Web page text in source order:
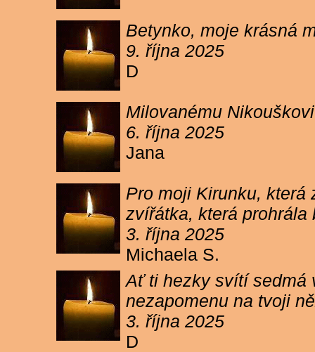
Betynko, moje krásná
9. října 2025
D
Milovanému
6. října 2025
Jana
Pro moji Kirunku, která
zvířátka, která prohrála
3. října 2025
Michaela S.
Ať ti hezky svítí sedmá
nezapomenu na tvoji
3. října 2025
D